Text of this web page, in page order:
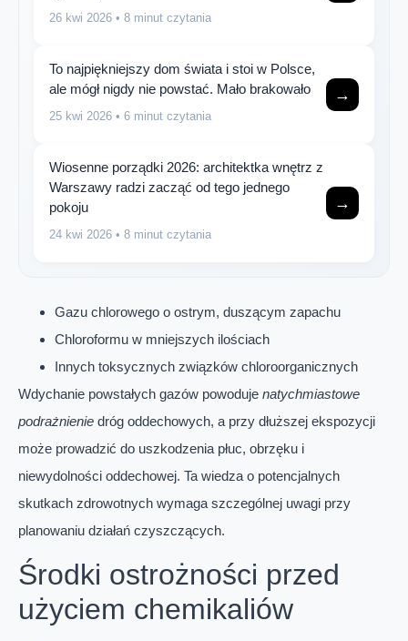
26 kwi 2026 • 8 minut czytania
To najpiękniejszy dom świata i stoi w Polsce,
ale mógł nigdy nie powstać. Mało brakowało
25 kwi 2026 • 6 minut czytania
→
Wiosenne porządki 2026: architektka wnętrz z
Warszawy radzi zacząć od tego jednego
pokoju
24 kwi 2026 • 8 minut czytania
→
Gazu chlorowego o ostrym, duszącym zapachu
Chloroformu w mniejszych ilościach
Innych toksycznych związków chloroorganicznych
Wdychanie powstałych gazów powoduje natychmiastowe
podrażnienie dróg oddechowych, a przy dłuższej ekspozycji
może prowadzić do uszkodzenia płuc, obrzęku i
niewydolności oddechowej. Ta wiedza o potencjalnych
skutkach zdrowotnych wymaga szczególnej uwagi przy
planowaniu działań czyszczących.
Środki ostrożności przed
użyciem chemikaliów